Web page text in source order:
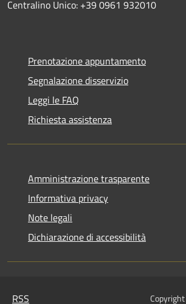
Centralino Unico: +39 0961 932010
Prenotazione appuntamento
Segnalazione disservizio
Leggi le FAQ
Richiesta assistenza
Amministrazione trasparente
Informativa privacy
Note legali
Dichiarazione di accessibilità
RSS